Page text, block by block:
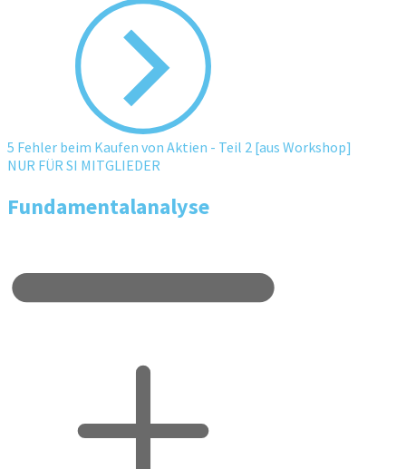
5 Fehler beim Kaufen von Aktien - Teil 2 [aus Workshop]
NUR FÜR SI MITGLIEDER
Fundamentalanalyse